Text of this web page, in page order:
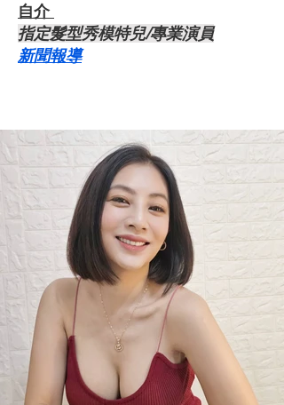
自介 ​
​指定髮型秀模特兒/專業演員
​新聞報導